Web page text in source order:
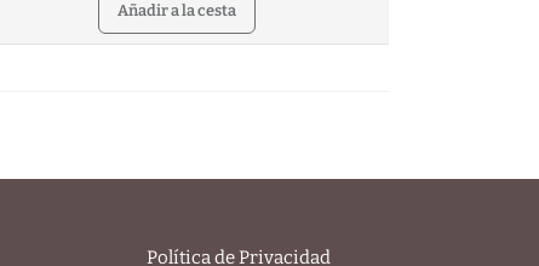
Añadir a la cesta
Política de Privacidad